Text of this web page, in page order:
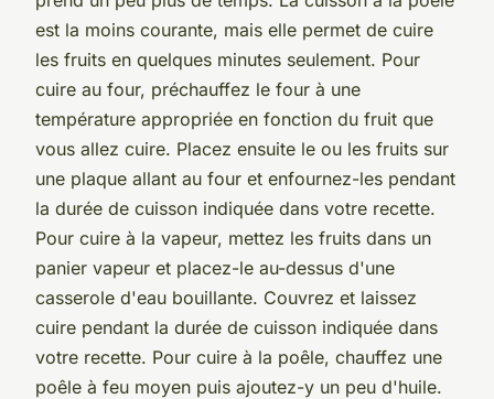
est la moins courante, mais elle permet de cuire
les fruits en quelques minutes seulement. Pour
cuire au four, préchauffez le four à une
température appropriée en fonction du fruit que
vous allez cuire. Placez ensuite le ou les fruits sur
une plaque allant au four et enfournez-les pendant
la durée de cuisson indiquée dans votre recette.
Pour cuire à la vapeur, mettez les fruits dans un
panier vapeur et placez-le au-dessus d'une
casserole d'eau bouillante. Couvrez et laissez
cuire pendant la durée de cuisson indiquée dans
votre recette. Pour cuire à la poêle, chauffez une
poêle à feu moyen puis ajoutez-y un peu d'huile.